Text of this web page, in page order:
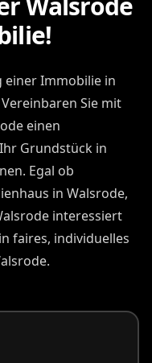
einer Immobilie in
Sie mit
einen
Grundstück in
Egal ob
in Walsrode,
interessiert
faires, individuelles